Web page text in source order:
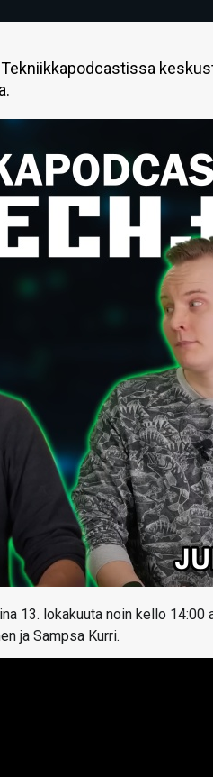
13. lokakuuta noin kello 14:00
ja Sampsa Kurri.